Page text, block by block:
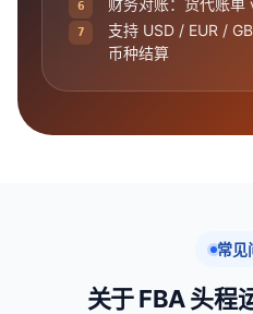
6 财务对账：货代账单
7
支持 USD / EUR /
币种结算
常见
关于 FBA 头程